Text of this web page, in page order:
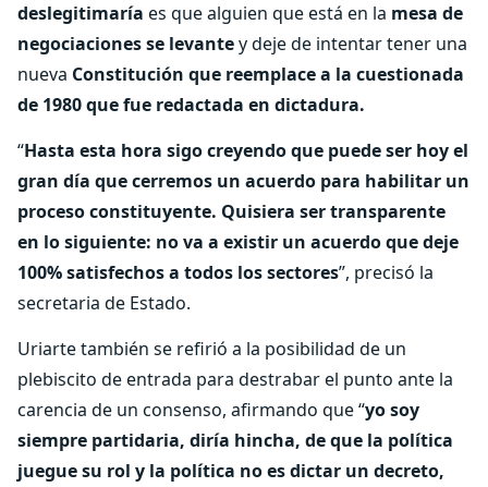
deslegitimaría es que alguien que está en la mesa de
negociaciones se levantey deje de intentar tener una
nueva Constitución que reemplace a la cuestionada
de 1980 que fue redactada en dictadura.
“Hasta esta hora sigo creyendo que puede ser hoy el
gran día que cerremos un acuerdo para habilitar un
proceso constituyente. Quisiera ser transparente
en lo siguiente: no va a existir un acuerdo que deje
100% satisfechos a todos los sectores”, precisó la
secretaria de Estado.
Uriarte también se refirió a la posibilidad de un
plebiscito de entrada para destrabar el punto ante la
carencia de un consenso, afirmando que “yo soy
siempre partidaria, diría hincha, de que la política
juegue su rol y la política no es dictar un decreto,